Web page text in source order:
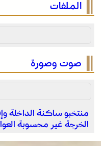
الفندقي
التفاصيل الكاملة لاقتحام
الملفات
صوت وصورة
منتخبو ساكنة الداخلة
الخرجة غير محسوبة